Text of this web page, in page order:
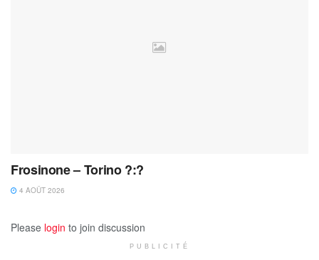
Frosinone – Torino ?:?
4 AOÛT 2026
Please login to join discussion
PUBLICITÉ